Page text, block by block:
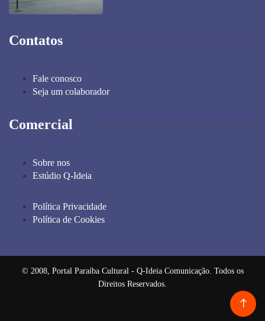
Contatos
Fale conosco
Seja um colaborador
Comercial
Sobre nos
Estúdio Q-Ideia
Política Privacidade
Política de Cookies
© 2008, Portal Paraíba Cultural - Q-Ideia Comunicação. Todos os
Direitos Reservados.